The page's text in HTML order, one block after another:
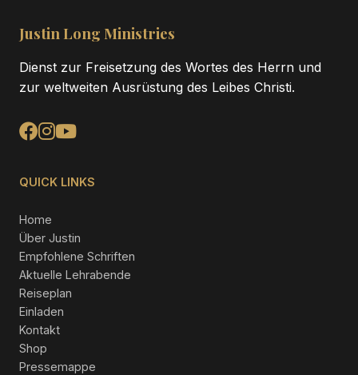
Justin Long Ministries
Dienst zur Freisetzung des Wortes des Herrn und
zur weltweiten Ausrüstung des Leibes Christi.
QUICK LINKS
Home
Über Justin
Empfohlene Schriften
Aktuelle Lehrabende
Reiseplan
Einladen
Kontakt
Shop
Pressemappe